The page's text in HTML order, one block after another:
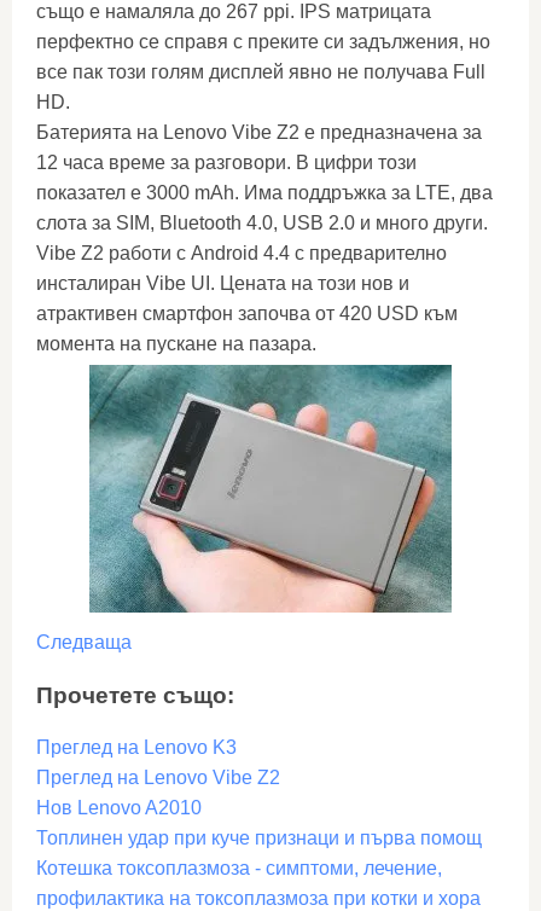
също е намаляла до 267 ppi. IPS матрицата
перфектно се справя с преките си задължения, но
все пак този голям дисплей явно не получава Full
HD.
Батерията на Lenovo Vibe Z2 е предназначена за
12 часа време за разговори. В цифри този
показател е 3000 mAh. Има поддръжка за LTE, два
слота за SIM, Bluetooth 4.0, USB 2.0 и много други.
Vibe Z2 работи с Android 4.4 с предварително
инсталиран Vibe UI. Цената на този нов и
атрактивен смартфон започва от 420 USD към
момента на пускане на пазара.
Следваща
Прочетете също:
Преглед на Lenovo K3
Преглед на Lenovo Vibe Z2
Нов Lenovo A2010
Топлинен удар при куче признаци и първа помощ
Котешка токсоплазмоза - симптоми, лечение,
профилактика на токсоплазмоза при котки и хора